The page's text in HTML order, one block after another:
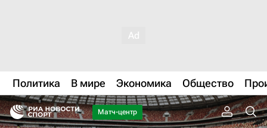
Политика В мире Экономика Общество
Матч-центр